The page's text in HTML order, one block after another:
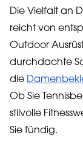
Die Vielfalt an
reicht von
Outdoor
durchdachte
die
Ob Sie
stilvolle
Sie fündig.